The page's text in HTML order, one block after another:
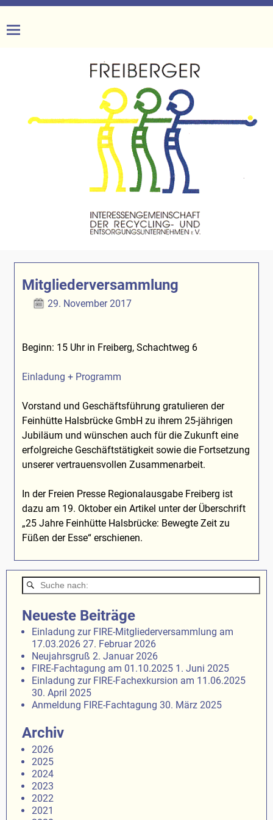
Mitgliederversammlung
29. November 2017
Beginn: 15 Uhr in Freiberg, Schachtweg 6
Einladung + Programm
Vorstand und Geschäftsführung gratulieren der
Feinhütte Halsbrücke GmbH zu ihrem 25-jährigen
Jubiläum und wünschen auch für die Zukunft eine
erfolgreiche Geschäftstätigkeit sowie die Fortsetzung
unserer vertrauensvollen Zusammenarbeit.
In der Freien Presse Regionalausgabe Freiberg ist
dazu am 19. Oktober ein Artikel unter der Überschrift
„25 Jahre Feinhütte Halsbrücke: Bewegte Zeit zu
Füßen der Esse“ erschienen.
Neueste Beiträge
Einladung zur FIRE-Mitgliederversammlung am
17.03.2026 27. Februar 2026
Neujahrsgruß 2. Januar 2026
FIRE-Fachtagung am 01.10.2025 1. Juni 2025
Einladung zur FIRE-Fachexkursion am 11.06.2025
30. April 2025
Anmeldung FIRE-Fachtagung 30. März 2025
Archiv
2026
2025
2024
2023
2022
2021